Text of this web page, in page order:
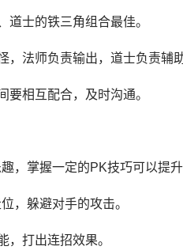
道士的铁三角组合最佳。
，法师负责输出，道士负责辅助
要相互配合，及时沟通。
，掌握一定的PK技巧可以提升
，躲避对手的攻击。
，打出连招效果。